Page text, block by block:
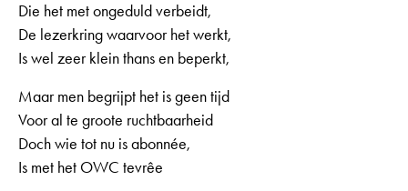
Die het met ongeduld verbeidt,
De lezerkring waarvoor het werkt,
Is wel zeer klein thans en beperkt,
Maar men begrijpt het is geen tijd
Voor al te groote ruchtbaarheid
Doch wie tot nu is abonnée,
Is met het OWC tevrêe